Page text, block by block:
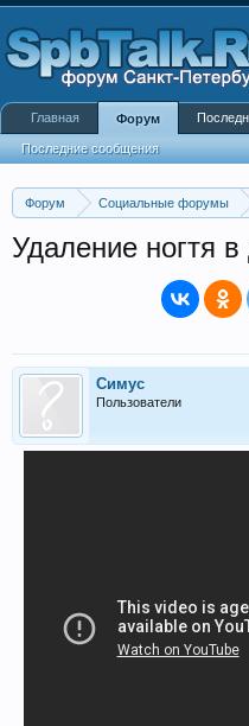
Форум Социальные форумы
Удаление ногтя
Симус
Пользователи
Главная Форум
Последние сообщения